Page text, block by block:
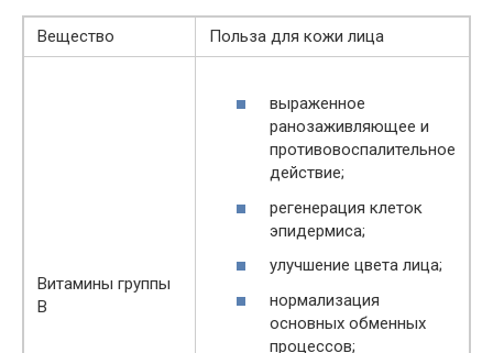
Вещество Польза для кожи лица
Витамины группы
B
выраженное
ранозаживляющее и
противовоспалительное
действие;
регенерация клеток
эпидермиса;
улучшение цвета лица;
нормализация
основных обменных
процессов;